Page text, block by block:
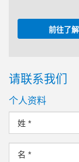
前往了
请联系我们
个人资料
姓 *
名 *